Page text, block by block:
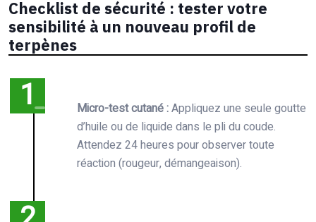
Checklist de sécurité : tester votre
sensibilité à un nouveau profil de
terpènes
Micro-test cutané :Appliquez une seule goutte
d’huile ou de liquide dans le pli du coude.
Attendez 24 heures pour observer toute
réaction (rougeur, démangeaison).